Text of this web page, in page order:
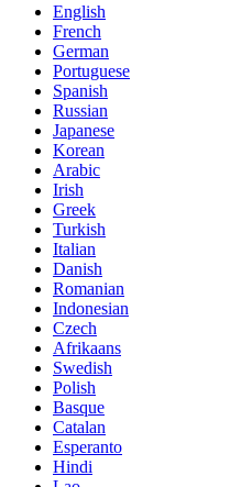
English
French
German
Portuguese
Spanish
Russian
Japanese
Korean
Arabic
Irish
Greek
Turkish
Italian
Danish
Romanian
Indonesian
Czech
Afrikaans
Swedish
Polish
Basque
Catalan
Esperanto
Hindi